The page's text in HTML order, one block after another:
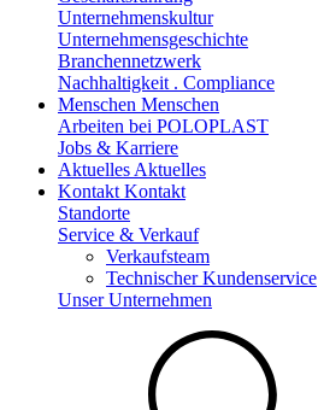
Unternehmenskultur
Unternehmensgeschichte
Branchennetzwerk
Nachhaltigkeit . Compliance
Menschen Menschen
Arbeiten bei POLOPLAST
Jobs & Karriere
Aktuelles Aktuelles
Kontakt Kontakt
Standorte
Service & Verkauf
Verkaufsteam
Technischer Kundenservice
Unser Unternehmen